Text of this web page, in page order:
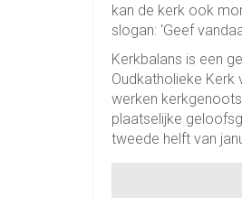
kan de kerk ook
slogan: ‘Geef
Kerkbalans is een
Oudkatholieke Kerk
werken
plaatselijke
tweede helft van